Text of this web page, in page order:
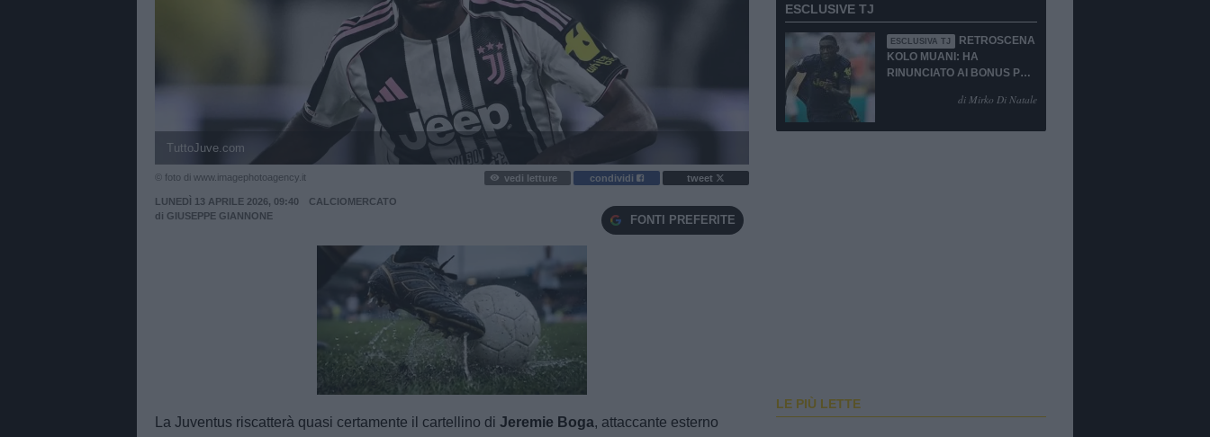
TuttoJuve.com
© foto di www.imagephotoagency.it vedi letture condividi tweet
LUNEDÌ 13 APRILE 2026, 09:40
CALCIOMERCATO
di GIUSEPPE GIANNONE FONTI PREFERITE
Unmute
100.00%
La Juventus riscatterà quasi certamente il cartellino di Jeremie Boga, attaccante esterno
ESCLUSIVE TJ
ESCLUSIVA TJ
RETROSCENA
KOLO MUANI: HA
RINUNCIATO AI BONUS PUR
di Mirko Di Natale
LE PIÙ LETTE